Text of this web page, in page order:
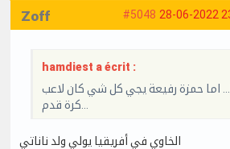
#5048 28-06-2022
Zoff
hamdiest a écrit :
اما حمزة رفيعة يجي كل شي كان لاعب
الخاوي في أفريقيا يولي ولد ناناتي